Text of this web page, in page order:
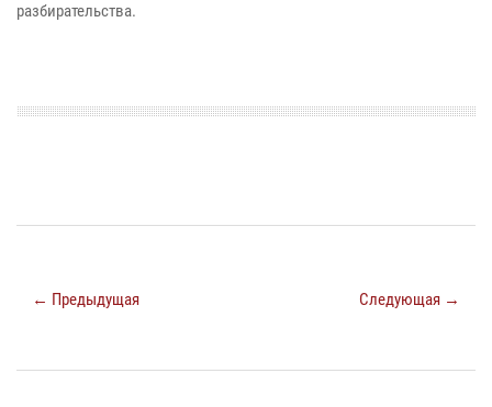
разбирательства.
← Предыдущая Следующая →